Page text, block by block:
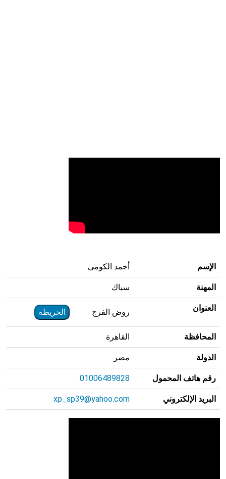
الإسم أحمد الكومى
المهنة سباك
العنوان روض الفرج الخريطة
المحافظة القاهرة
الدولة مصر
رقم هاتف المحمول 01006489828
البريد الإلكتروني xp_sp39@yahoo.com